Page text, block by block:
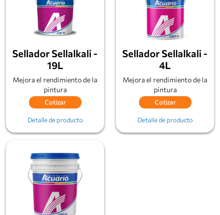
Sellador Sellalkali -
19L
Mejora el rendimiento de la
pintura
Cotizar
Detalle de producto
Sellador Sellalkali -
4L
Mejora el rendimiento de la
pintura
Cotizar
Detalle de producto